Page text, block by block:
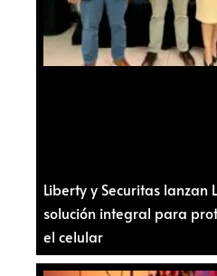
Liberty y Securitas lanzan
solución integral para
el celular